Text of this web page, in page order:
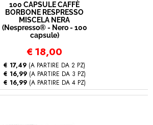
100 CAPSULE CAFFÈ
BORBONE RESPRESSO
MISCELA NERA
(Nespresso® - Nero - 100
capsule)
€ 18,00
€ 17,49 (A PARTIRE DA 2 PZ)
€ 16,99(A PARTIRE DA 3 PZ)
€ 16,99(A PARTIRE DA 4 PZ)